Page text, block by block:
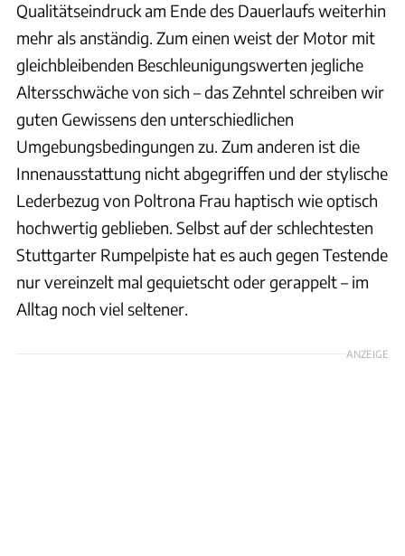
Qualitätseindruck am Ende des Dauerlaufs weiterhin
mehr als anständig. Zum einen weist der Motor mit
gleichbleibenden Beschleunigungswerten jegliche
Altersschwäche von sich – das Zehntel schreiben wir
guten Gewissens den unterschiedlichen
Umgebungsbedingungen zu. Zum anderen ist die
Innenausstattung nicht abgegriffen und der stylische
Lederbezug von Poltrona Frau haptisch wie optisch
hochwertig geblieben. Selbst auf der schlechtesten
Stuttgarter Rumpelpiste hat es auch gegen Testende
nur vereinzelt mal gequietscht oder gerappelt – im
Alltag noch viel seltener.
ANZEIGE